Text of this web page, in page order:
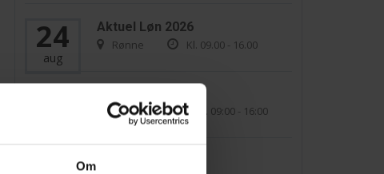
Om
24
aug
Aktuel Løn 2026
Rønne Kl. 09.00 - 16.00
Glostrup Kl. 09:00 - 16:00